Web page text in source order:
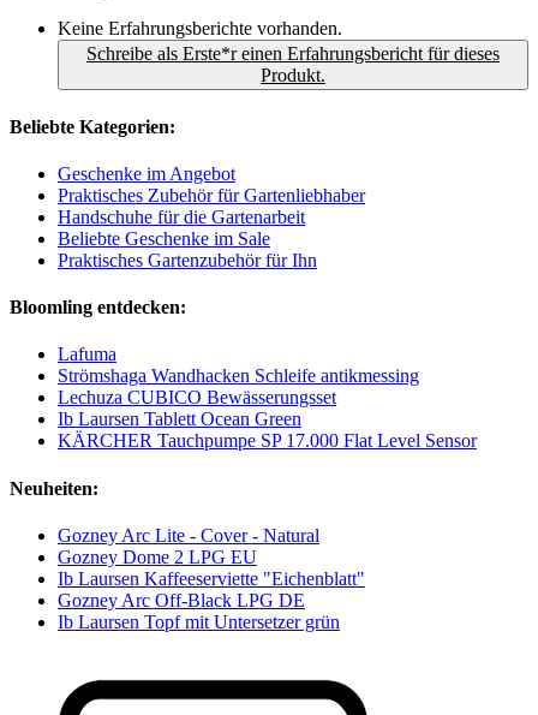
Keine Erfahrungsberichte vorhanden.
Schreibe als Erste*r einen Erfahrungsbericht für dieses
Produkt.
Beliebte Kategorien:
Geschenke im Angebot
Praktisches Zubehör für Gartenliebhaber
Handschuhe für die Gartenarbeit
Beliebte Geschenke im Sale
Praktisches Gartenzubehör für Ihn
Bloomling entdecken:
Lafuma
Strömshaga Wandhacken Schleife antikmessing
Lechuza CUBICO Bewässerungsset
Ib Laursen Tablett Ocean Green
KÄRCHER Tauchpumpe SP 17.000 Flat Level Sensor
Neuheiten:
Gozney Arc Lite - Cover - Natural
Gozney Dome 2 LPG EU
Ib Laursen Kaffeeserviette "Eichenblatt"
Gozney Arc Off-Black LPG DE
Ib Laursen Topf mit Untersetzer grün